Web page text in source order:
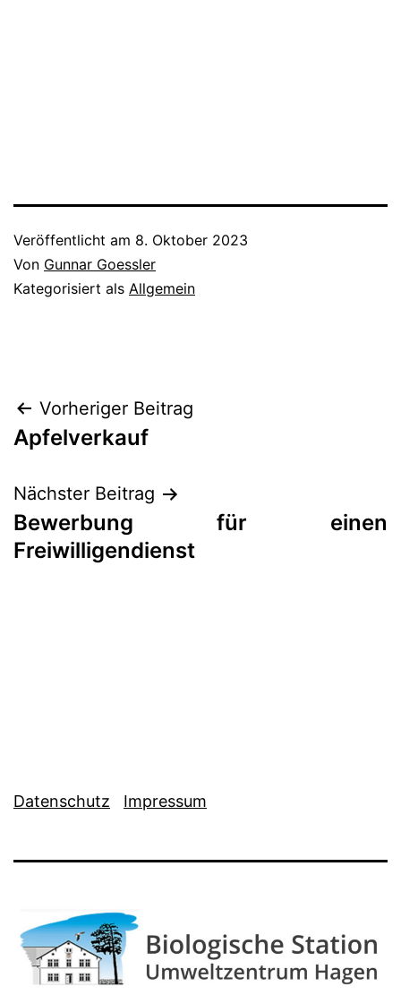
Veröffentlicht am 8. Oktober 2023
Von Gunnar Goessler
Kategorisiert als Allgemein
Beitragsnavigation
Vorheriger Beitrag
Apfelverkauf
Nächster Beitrag
Bewerbung für einen
Freiwilligendienst
Datenschutz Impressum